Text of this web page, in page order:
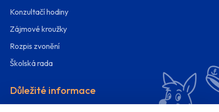
Konzultačí hodiny
Zájmové kroužky
Rozpis zvonění
Školská rada
Důležité informace